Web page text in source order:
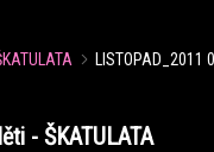
LISTOPAD_2011
- ŠKATULATA